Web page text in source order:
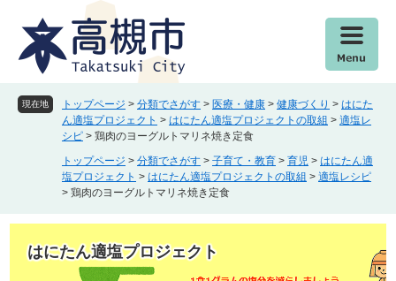
現在地 トップページ > 分類でさがす > 医療・健康 > 健康づくり > はにた
ん適塩プロジェクト > はにたん適塩プロジェクトの取組 > 適塩レ
シピ > 鶏肉のヨーグルトマリネ焼き定食
トップページ > 分類でさがす > 子育て・教育 > 育児 > はにたん適
塩プロジェクト > はにたん適塩プロジェクトの取組 > 適塩レシピ
> 鶏肉のヨーグルトマリネ焼き定食
はにたん適塩プロジェクト